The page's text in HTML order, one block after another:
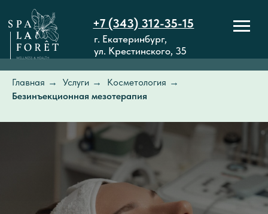
+7 (343) 312-35-15
г. Екатеринбург,
ул. Крестинского, 35
Главная → Услуги → Косметология →
Безинъекционная мезотерапия